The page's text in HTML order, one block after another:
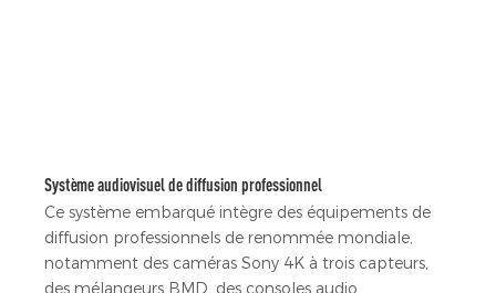
Système audiovisuel de diffusion professionnel
Ce système embarqué intègre des équipements de
diffusion professionnels de renommée mondiale,
notamment des caméras Sony 4K à trois capteurs,
des mélangeurs BMD, des consoles audio